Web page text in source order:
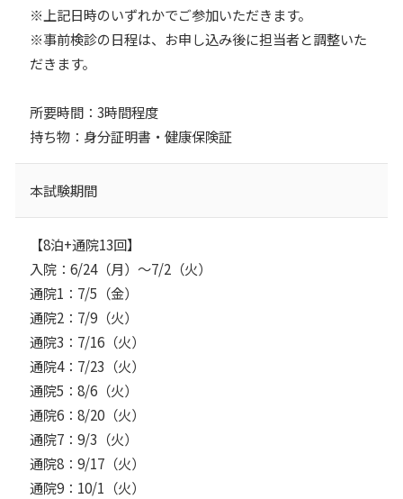
※上記日時のいずれかでご参加いただきます。
※事前検診の日程は、お申し込み後に担当者と調整いた
だきます。
所要時間：3時間程度
持ち物：身分証明書・健康保険証
本試験期間
【8泊+通院13回】
入院：6/24（月）～7/2（火）
通院1：7/5（金）
通院2：7/9（火）
通院3：7/16（火）
通院4：7/23（火）
通院5：8/6（火）
通院6：8/20（火）
通院7：9/3（火）
通院8：9/17（火）
通院9：10/1（火）